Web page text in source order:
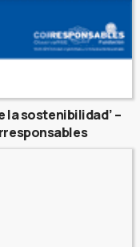
la sostenibilidad’ –